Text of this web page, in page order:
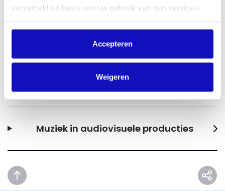
verzameld op basis van uw gebruik van hun services.
Accepteren
Weigeren
BumaStemra
Muziek in audiovisuele producties